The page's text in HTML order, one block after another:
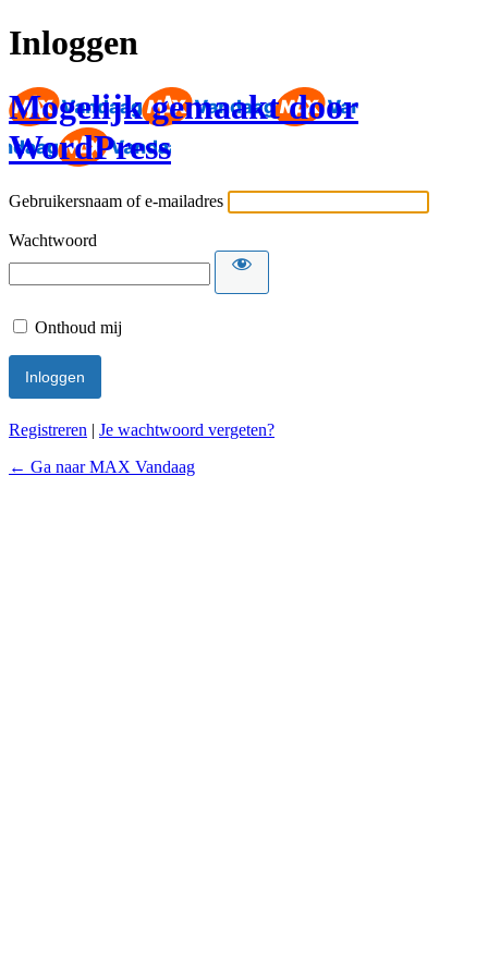
Inloggen
Mogelijk gemaakt door
WordPress
Gebruikersnaam of e-mailadres
Wachtwoord
Onthoud mij
Registreren | Je wachtwoord vergeten?
← Ga naar MAX Vandaag